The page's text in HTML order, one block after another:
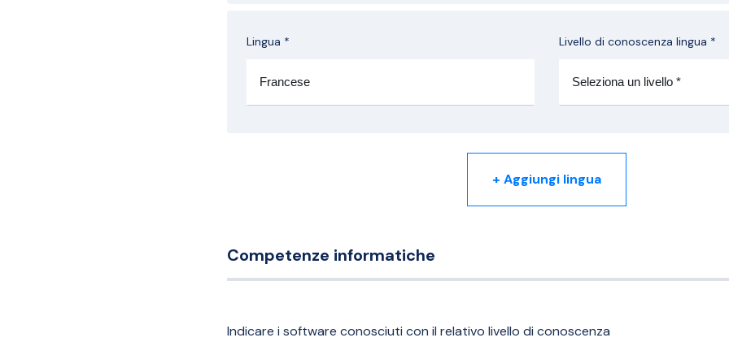
Lingua * Livello di conoscenza lingua *
+ Aggiungi lingua
Competenze informatiche
Indicare i software conosciuti con il relativo livello di conoscenza